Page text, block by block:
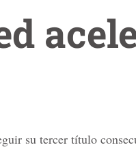
su tercer título